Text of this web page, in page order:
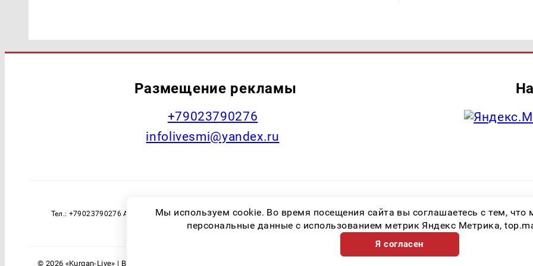
Размещение рекламы
+79023790276
infolivesmi@yandex.ru
Тел.: +79023790276 Адрес эл. почты: infolivesmi@yandex.ru Знак информационной продукции: 16+ Зарегистрировавший орган:
технологий и массовых коммуникаций (Роскомнадзор) Регистрационный номер СМИ ЭЛ № ФС
© 2026 «Kurgan-Live» | Все права защищены
Мы используем cookie. Во время посещения сайта вы соглашаетесь с тем,
персональные данные с использованием метрик Яндекс Метрика,
Я согласен